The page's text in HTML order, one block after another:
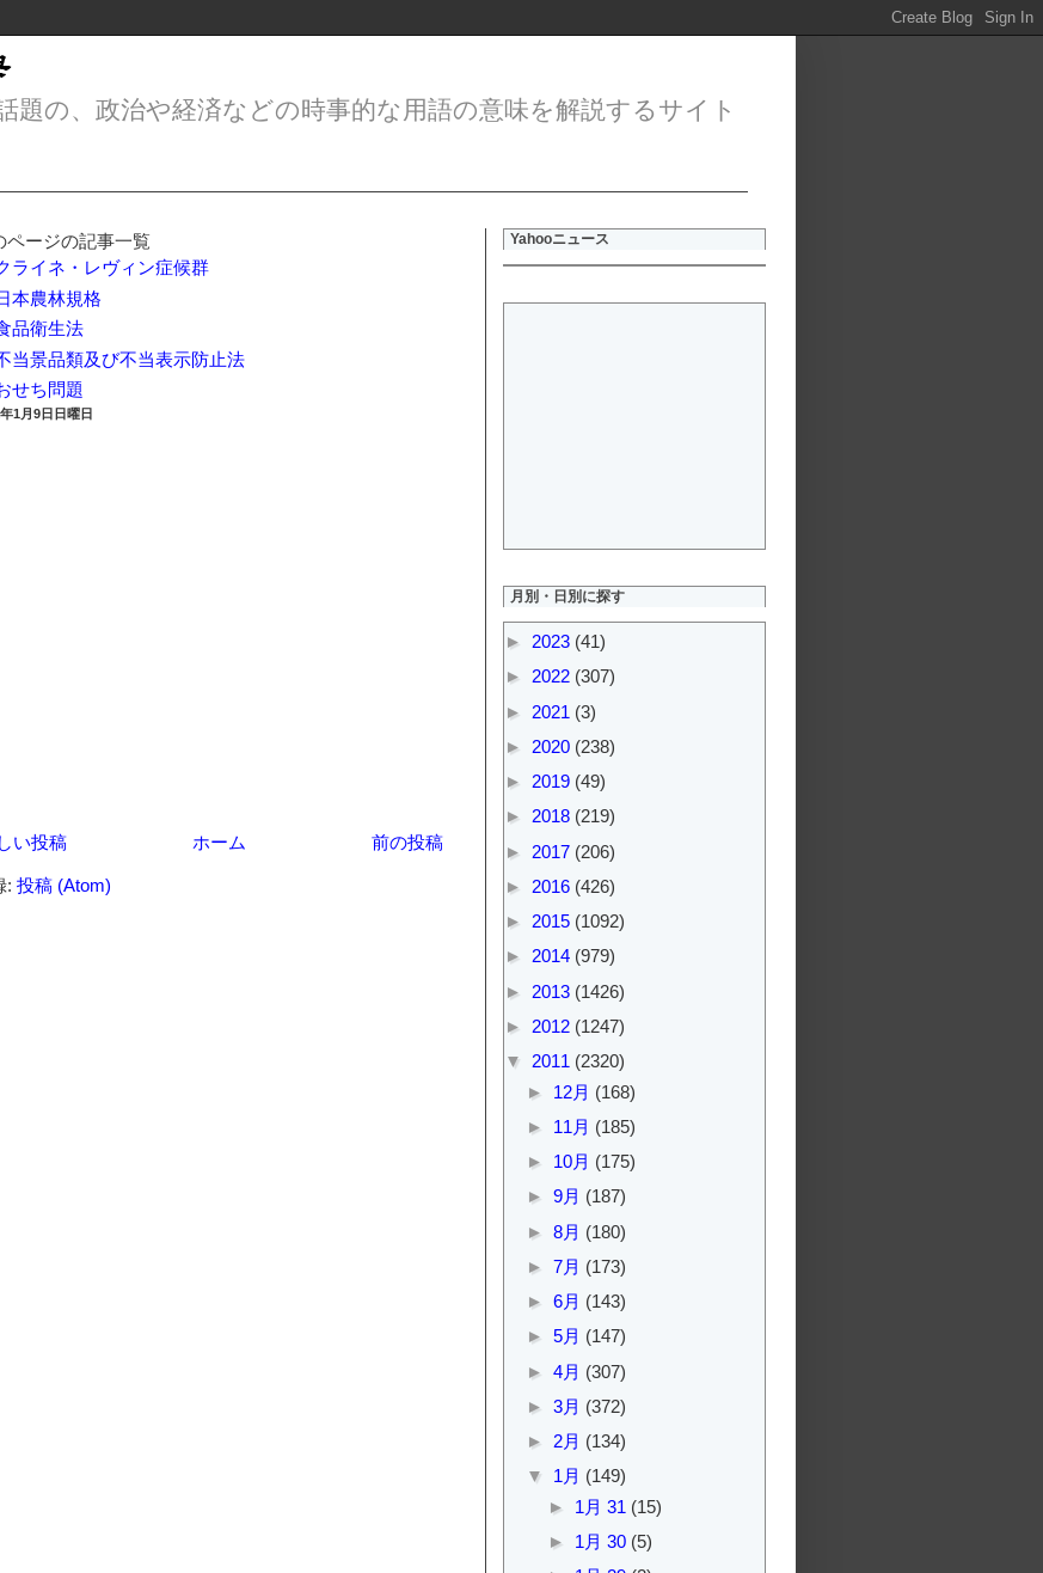
題の、政治や経済などの時事的な用語の意味を解説するサイト
ページの記事一覧
ライネ・レヴィン症候群
本農林規格
品衛生法
当景品類及び不当表示防止法
せち問題
1月9日日曜日
い投稿 前の投稿
ホーム
: 投稿 (Atom)
Yahooニュース
月別・日別に探す
► 2023 (41)
► 2022 (307)
► 2021 (3)
► 2020 (238)
► 2019 (49)
► 2018 (219)
► 2017 (206)
► 2016 (426)
► 2015 (1092)
► 2014 (979)
► 2013 (1426)
► 2012 (1247)
▼ 2011 (2320)
► 12月 (168)
► 11月 (185)
► 10月 (175)
► 9月 (187)
► 8月 (180)
► 7月 (173)
► 6月 (143)
► 5月 (147)
► 4月 (307)
► 3月 (372)
► 2月 (134)
▼ 1月 (149)
► 1月 31 (15)
► 1月 30 (5)